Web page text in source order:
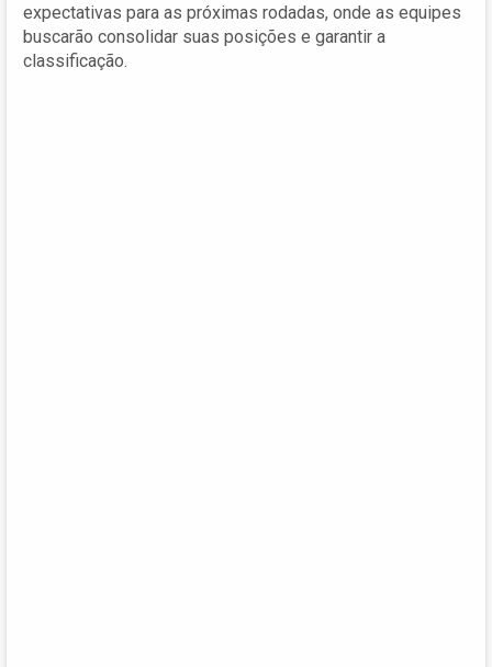
expectativas para as próximas rodadas, onde as equipes
buscarão consolidar suas posições e garantir a
classificação.